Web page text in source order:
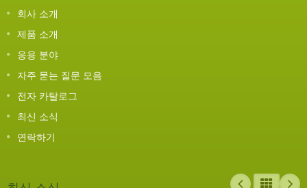
회사 소개
제품 소개
응용 분야
자주 묻는 질문 모음
전자 카탈로그
최신 소식
연락하기